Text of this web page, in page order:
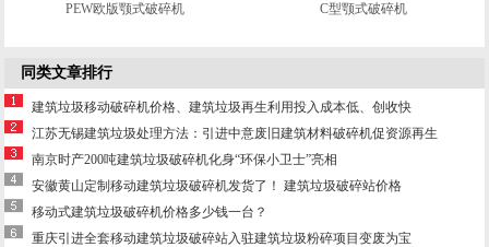
PEW欧版颚式破碎机 C型颚式破碎机
同类文章排行
建筑垃圾移动破碎机价格、建筑垃圾再生利用投入成本低、创收快
江苏无锡建筑垃圾处理方法：引进中意废旧建筑材料破碎机促资源再生
南京时产200吨建筑垃圾破碎机化身“环保小卫士”亮相
安徽黄山定制移动建筑垃圾破碎机发货了！ 建筑垃圾破碎站价格
移动式建筑垃圾破碎机价格多少钱一台？
重庆引进全套移动建筑垃圾破碎站入驻建筑垃圾粉碎项目变废为宝